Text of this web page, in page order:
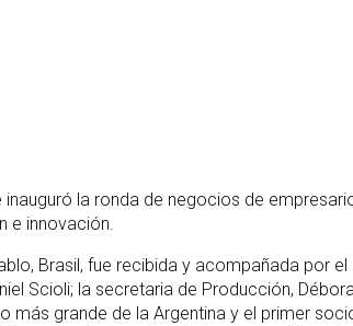
la ronda de negocios de
e innovación.
Brasil, fue recibida y acompañada por
Scioli; la secretaria de Producción,
grande de la Argentina y el primer